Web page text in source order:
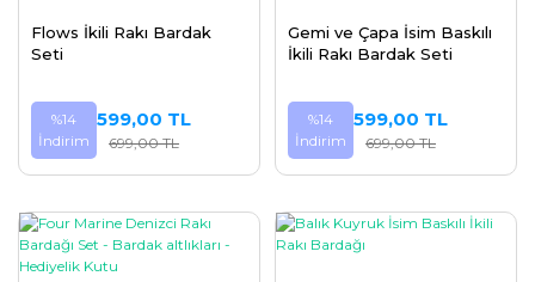
Flows İkili Rakı Bardak
Seti
%14
İndirim
599,00 TL
699,00 TL
Gemi ve Çapa İsim Baskılı
İkili Rakı Bardak Seti
%14
İndirim
599,00 TL
699,00 TL